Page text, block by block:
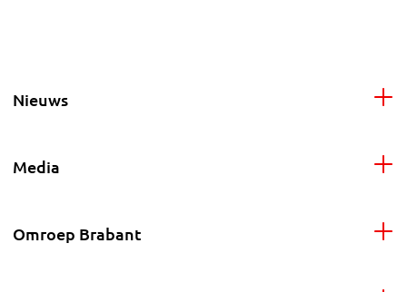
Nieuws
Media
Omroep Brabant